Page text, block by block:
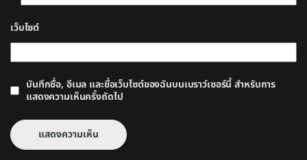
เว็บไซต์
บันทึกชื่อ, อีเมล และชื่อเว็บไซต์ของฉันบนเบราว์เซอร์นี้ สำหรับการ
แสดงความเห็นครั้งถัดไป